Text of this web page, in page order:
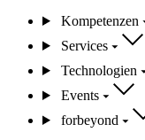
Kompetenzen
Services
Technologien
Events
forbeyond